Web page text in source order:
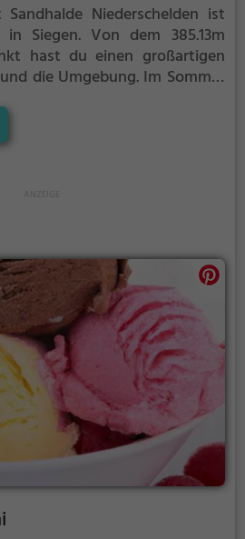
Niederschelden ist
Siegen. Von dem 385.13m
hast du einen großartigen
die Umgebung. Im Sommer
für Familienausflüge,
Picknicken und lockt an